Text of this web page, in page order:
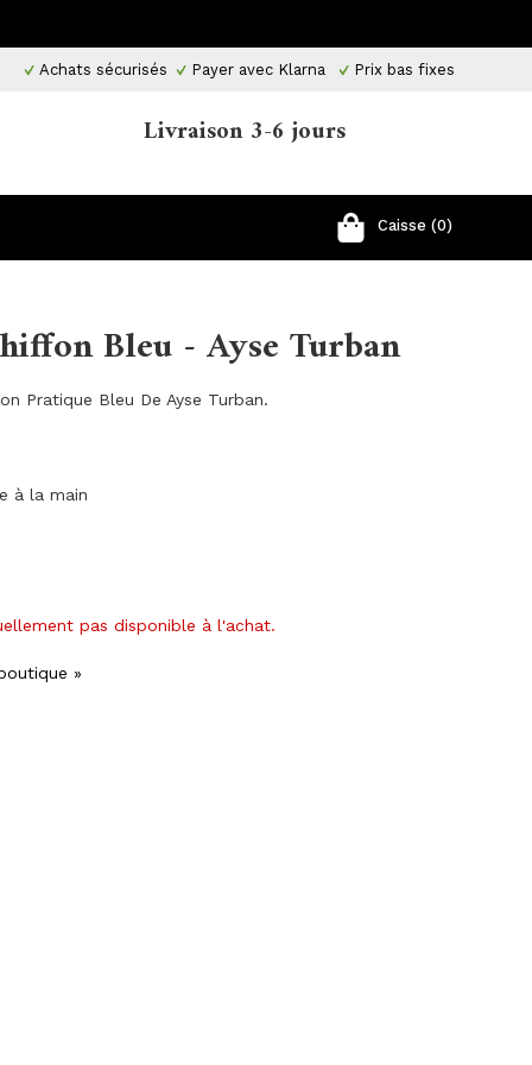
Achats sécurisés Payer avec Klarna Prix ​​bas fixes
Livraison 3-6 jours
Caisse (0)
Bleu - Ayse Turban
Pratique Bleu De Ayse Turban.
à la main
pas disponible à l'achat.
»